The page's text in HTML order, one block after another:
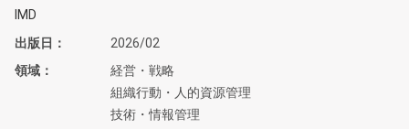
IMD
出版日
2026/02
領域
経営・戦略
組織行動・人的資源管理
技術・情報管理